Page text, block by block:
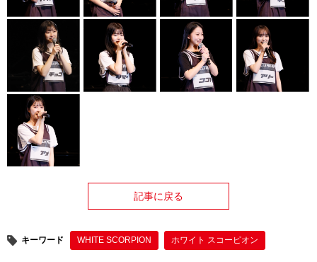
記事に戻る
キーワード WHITE SCORPION ホワイト スコーピオン